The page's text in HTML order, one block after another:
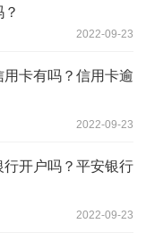
2022-09-23
卡有吗？信用卡逾
2022-09-23
开户吗？平安银行
2022-09-23